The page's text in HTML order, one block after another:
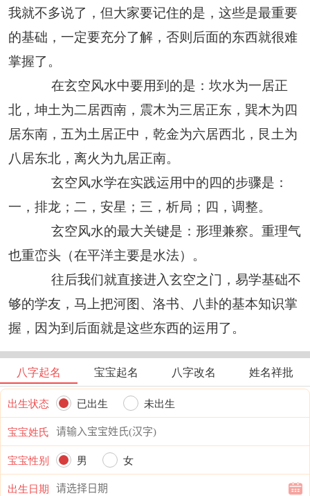
我就不多说了，但大家要记住的是，这些是最重要
的基础，一定要充分了解，否则后面的东西就很难
掌握了。
在玄空风水中要用到的是：坎水为一居正
北，坤土为二居西南，震木为三居正东，巽木为四
居东南，五为土居正中，乾金为六居西北，艮土为
八居东北，离火为九居正南。
玄空风水学在实践运用中的四的步骤是：
一，排龙；二，安星；三，析局；四，调整。
玄空风水的最大关键是：形理兼察。重理气
也重峦头（在平洋主要是水法）。
往后我们就直接进入玄空之门，易学基础不
够的学友，马上把河图、洛书、八卦的基本知识掌
握，因为到后面就是这些东西的运用了。
八字起名 宝宝起名 八字改名 姓名祥批
出生状态 已出生
未出生
宝宝姓氏
宝宝性别
男
女
出生日期